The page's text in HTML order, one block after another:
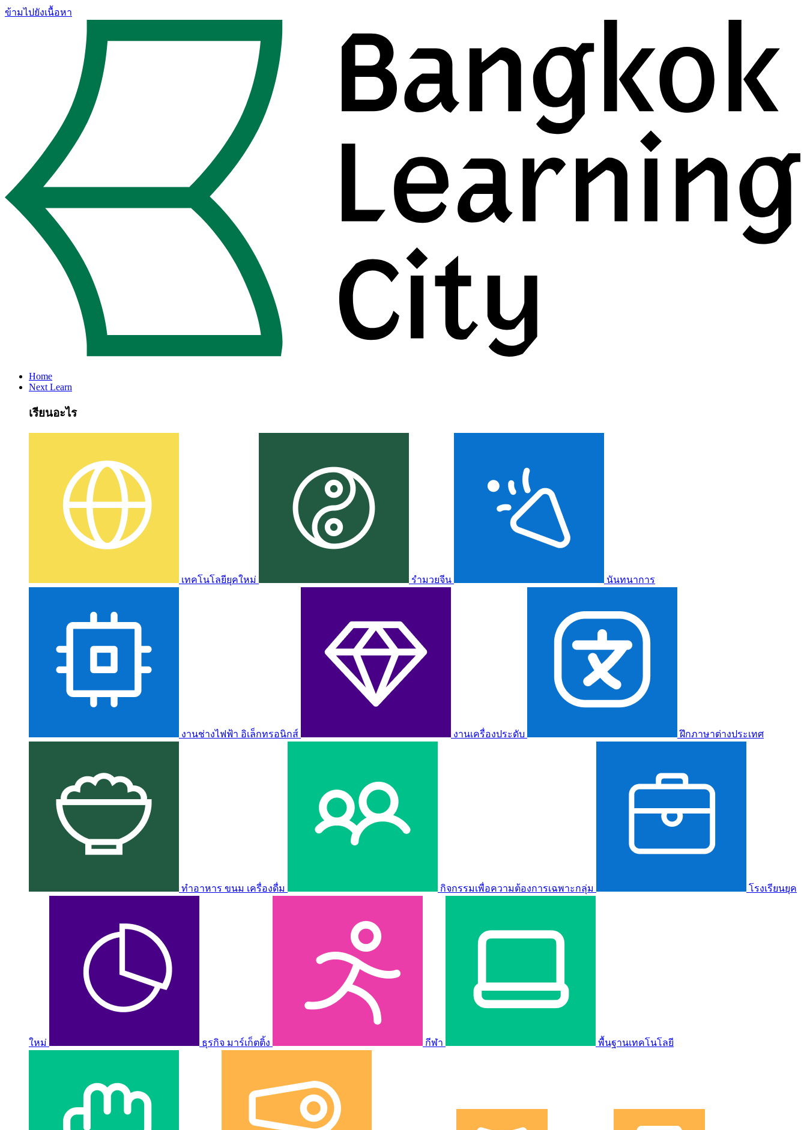
ข้ามไปยังเนื้อหา
Home
Next Learn
เรียนอะไร
เทคโนโลยียุคใหม่ รำมวยจีน นันทนาการ
งานช่างไฟฟ้า อิเล็กทรอนิกส์ งานเครื่องประดับ ฝึกภาษาต่างประเทศ
ทำอาหาร ขนม เครื่องดื่ม กิจกรรมเพื่อความต้องการเฉพาะกลุ่ม โรงเรียนยุค
ใหม่ ธุรกิจ มาร์เก็ตติ้ง กีฬา พื้นฐานเทคโนโลยี